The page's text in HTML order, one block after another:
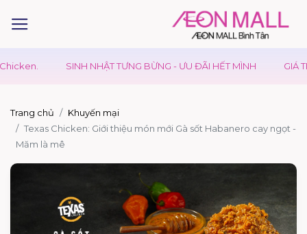
SINH NHẬT TƯNG BỪNG - ƯU ĐÃI HẾT MÌNH GIÁ TRỊ
Trang chủ
Khuyến mại
Texas Chicken: Giới thiệu món mới Gà sốt Habanero cay ngọt -
Măm là mê